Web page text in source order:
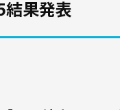
果発表